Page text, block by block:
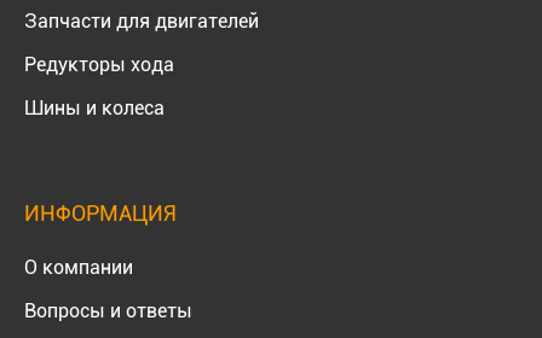
Запчасти для двигателей
Редукторы хода
Шины и колеса
ИНФОРМАЦИЯ
О компании
Вопросы и ответы